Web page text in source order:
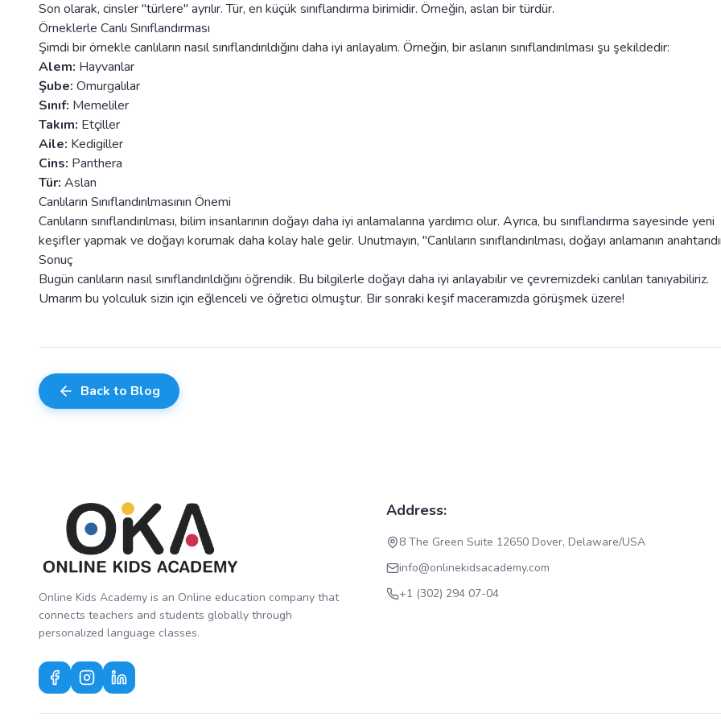
Son olarak, cinsler "türlere" ayrılır. Tür, en küçük sınıflandırma birimidir. Örneğin, aslan bir türdür.
Örneklerle Canlı Sınıflandırması
Şimdi bir örnekle canlıların nasıl sınıflandırıldığını daha iyi anlayalım. Örneğin, bir aslanın sınıflandırılması şu şekildedir:
Alem: Hayvanlar
Şube: Omurgalılar
Sınıf: Memeliler
Takım: Etçiller
Aile: Kedigiller
Cins: Panthera
Tür: Aslan
Canlıların Sınıflandırılmasının Önemi
Canlıların sınıflandırılması, bilim insanlarının doğayı daha iyi anlamalarına yardımcı olur. Ayrıca, bu sınıflandırma sayesinde yeni
keşifler yapmak ve doğayı korumak daha kolay hale gelir. Unutmayın, "Canlıların sınıflandırılması, doğayı anlamanın
Sonuç
Bugün canlıların nasıl sınıflandırıldığını öğrendik. Bu bilgilerle doğayı daha iyi anlayabilir ve çevremizdeki canlıları tanıyabiliriz.
Umarım bu yolculuk sizin için eğlenceli ve öğretici olmuştur. Bir sonraki keşif maceramızda görüşmek üzere!
Back to Blog
Online Kids Academy is an Online education company that
connects teachers and students globally through
personalized language classes.
Address:
8 The Green Suite 12650 Dover, Delaware/USA
info@onlinekidsacademy.com
+1 (302) 294 07-04